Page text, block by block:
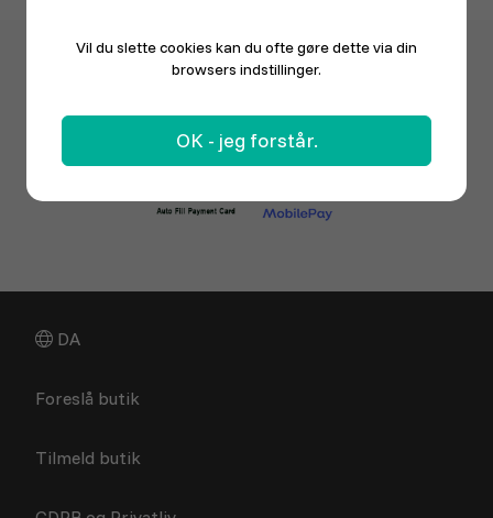
DA
Foreslå butik
Tilmeld butik
Vil du slette cookies kan du ofte gøre dette via din
browsers indstillinger.
OK - jeg forstår.